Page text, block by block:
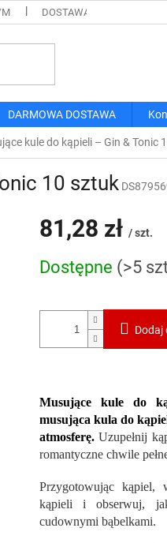
DOSTAWA I METODY
DARMOWA DOSTAWA
kule do kąpieli – Gin & Tonic
10 sztuk
81,28 zł / szt.
jednostkowa:
Dostępne (>5
Dodaj
Musujące kule do
musująca kula do
atmosferę. Uzupełnij
romantyczne chwile
Przygotowując
kąpieli i obserwuj,
cudownymi bąbelkami.